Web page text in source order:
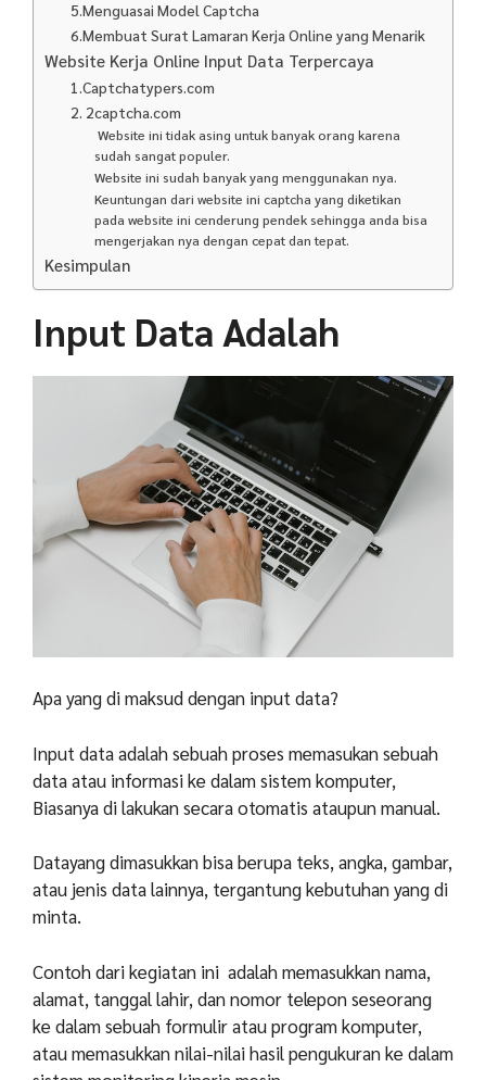
5.Menguasai Model Captcha
6.Membuat Surat Lamaran Kerja Online yang Menarik
Website Kerja Online Input Data Terpercaya
1.Captchatypers.com
2. 2captcha.com
Website ini tidak asing untuk banyak orang karena
sudah sangat populer.
Website ini sudah banyak yang menggunakan nya.
Keuntungan dari website ini captcha yang diketikan
pada website ini cenderung pendek sehingga anda bisa
mengerjakan nya dengan cepat dan tepat.
Kesimpulan
Input Data Adalah
Apa yang di maksud dengan input data?
Input data adalah sebuah proses memasukan sebuah
data atau informasi ke dalam sistem komputer,
Biasanya di lakukan secara otomatis ataupun manual.
Datayang dimasukkan bisa berupa teks, angka, gambar,
atau jenis data lainnya, tergantung kebutuhan yang di
minta.
Contoh dari kegiatan ini adalah memasukkan nama,
alamat, tanggal lahir, dan nomor telepon seseorang
ke dalam sebuah formulir atau program komputer,
atau memasukkan nilai-nilai hasil pengukuran ke dalam